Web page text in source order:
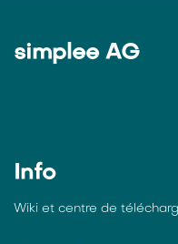
simplee AG
Info
Wiki et centre de